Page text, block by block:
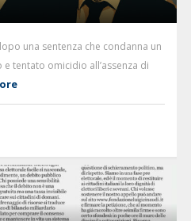
una sentenza che condanna un
tentato omicidio all’assenza di